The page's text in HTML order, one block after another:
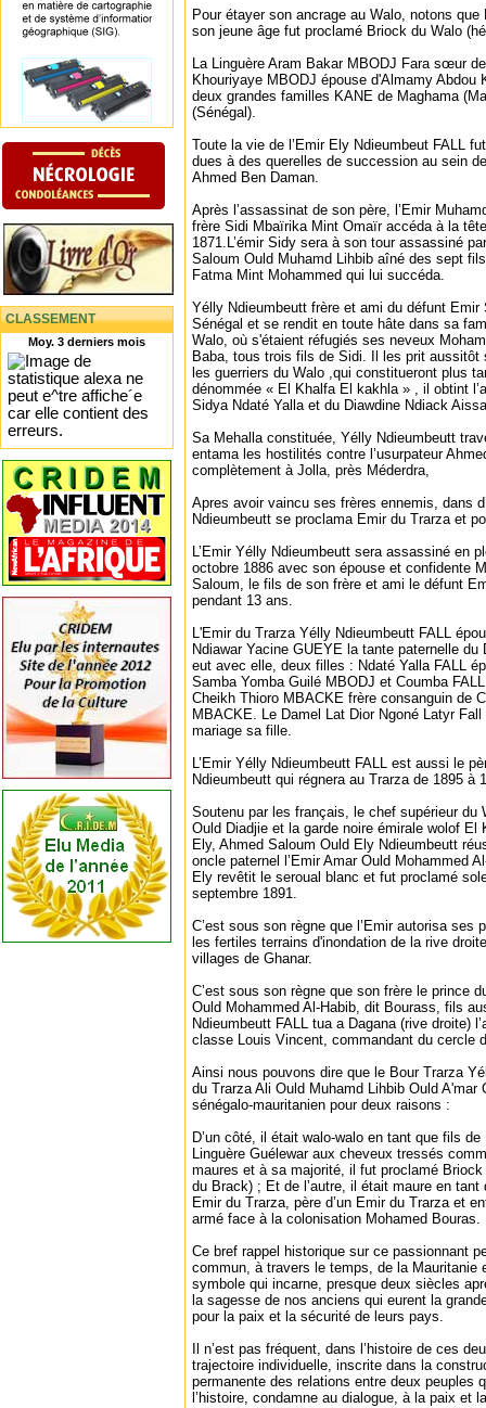
CLASSEMENT
Moy. 3 derniers mois
Pour étayer son ancrage au Walo, notons
son jeune âge fut proclamé Briock du Walo
La Linguère Aram Bakar MBODJ Fara sœur
Khouriyaye MBODJ épouse d'Almamy Abdou
deux grandes familles KANE de Maghama
(Sénégal).
Toute la vie de l’Emir Ely Ndieumbeut FALL
dues à des querelles de succession au sein
Ahmed Ben Daman.
Après l’assassinat de son père, l’Emir
frère Sidi Mbaïrika Mint Omaïr accéda à la
1871.L’émir Sidy sera à son tour assassiné
Saloum Ould Muhamd Lihbib aîné des sept
Fatma Mint Mohammed qui lui succéda.
Yélly Ndieumbeutt frère et ami du défunt
Sénégal et se rendit en toute hâte dans sa
Walo, où s'étaient réfugiés ses neveux
Baba, tous trois fils de Sidi. Il les prit aussitôt
les guerriers du Walo ,qui constitueront plus
dénommée « El Khalfa El kakhla » , il obtint
Sidya Ndaté Yalla et du Diawdine Ndiack
Sa Mehalla constituée, Yélly Ndieumbeutt
entama les hostilités contre l’usurpateur
complètement à Jolla, près Méderdra,
Apres avoir vaincu ses frères ennemis, dans
Ndieumbeutt se proclama Emir du Trarza et
L’Emir Yélly Ndieumbeutt sera assassiné en
octobre 1886 avec son épouse et confidente
Saloum, le fils de son frère et ami le défunt
pendant 13 ans.
L'Emir du Trarza Yélly Ndieumbeutt FALL
Ndiawar Yacine GUEYE la tante paternelle du
eut avec elle, deux filles : Ndaté Yalla FALL
Samba Yomba Guilé MBODJ et Coumba
Cheikh Thioro MBACKE frère consanguin de
MBACKE. Le Damel Lat Dior Ngoné Latyr
mariage sa fille.
L’Emir Yélly Ndieumbeutt FALL est aussi le
Ndieumbeutt qui régnera au Trarza de 1895 à
Soutenu par les français, le chef supérieur du
Ould Diadjie et la garde noire émirale wolof El
Ely, Ahmed Saloum Ould Ely Ndieumbeutt
oncle paternel l’Emir Amar Ould Mohammed
Ely revêtit le seroual blanc et fut proclamé
septembre 1891.
C’est sous son règne que l’Emir autorisa ses
les fertiles terrains d'inondation de la rive
villages de Ghanar.
C’est sous son règne que son frère le prince
Ould Mohammed Al-Habib, dit Bourass, fils
Ndieumbeutt FALL tua a Dagana (rive droite)
classe Louis Vincent, commandant du cercle
Ainsi nous pouvons dire que le Bour Trarza
du Trarza Ali Ould Muhamd Lihbib Ould A'mar
sénégalo-mauritanien pour deux raisons :
D’un côté, il était walo-walo en tant que fils
Linguère Guélewar aux cheveux tressés
maures et à sa majorité, il fut proclamé
du Brack) ; Et de l’autre, il était maure en tant
Emir du Trarza, père d’un Emir du Trarza et
armé face à la colonisation Mohamed Bouras.
Ce bref rappel historique sur ce passionnant
commun, à travers le temps, de la Mauritanie
symbole qui incarne, presque deux siècles
la sagesse de nos anciens qui eurent la
pour la paix et la sécurité de leurs pays.
Il n’est pas fréquent, dans l’histoire de ces
trajectoire individuelle, inscrite dans la
permanente des relations entre deux peuples
l’histoire, condamne au dialogue, à la paix et